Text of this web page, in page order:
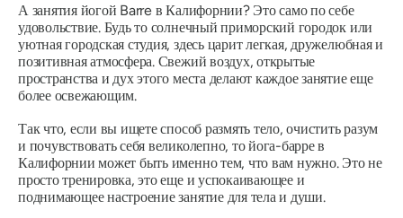
А занятия йогой Barre в Калифорнии? Это само по себе
удовольствие.Будь то солнечный приморский городок или
уютная городская студия, здесь царит легкая, дружелюбная и
позитивная атмосфера. Свежий воздух, открытые
пространства и дух этого места делают каждое занятие еще
более освежающим.
Так что, если вы ищете способ размять тело, очистить разум
и почувствовать себя великолепно, то йога-барре в
Калифорнии может быть именно тем, что вам нужно. Это не
просто тренировка, это еще и успокаивающее и
поднимающее настроение занятие для тела и души.